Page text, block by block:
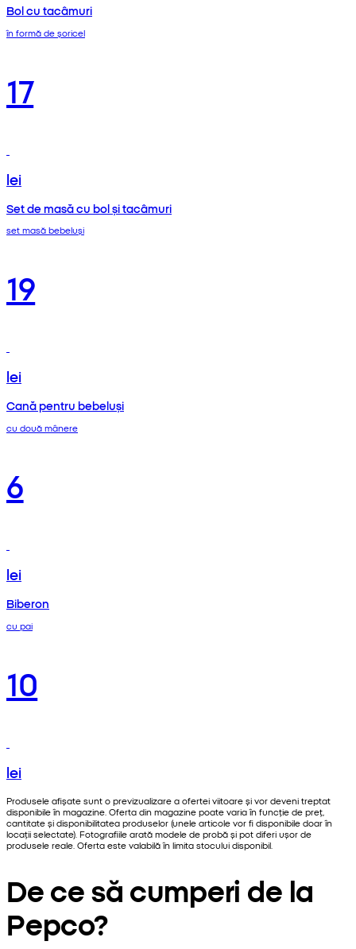
Bol cu tacâmuri
în formă de șoricel
17
lei
Set de masă cu bol și tacâmuri
set masă bebeluși
19
lei
Cană pentru bebeluși
cu două mânere
6
lei
Biberon
cu pai
10
lei
Produsele afișate sunt o previzualizare a ofertei viitoare și vor deveni treptat
disponibile în magazine. Oferta din magazine poate varia în funcție de preț,
cantitate și disponibilitatea produselor (unele articole vor fi disponibile doar în
locații selectate). Fotografiile arată modele de probă și pot diferi ușor de
produsele reale. Oferta este valabilă în limita stocului disponibil.
De ce să cumperi de la
Pepco?